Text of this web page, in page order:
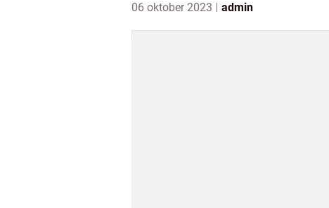
06 oktober 2023 admin